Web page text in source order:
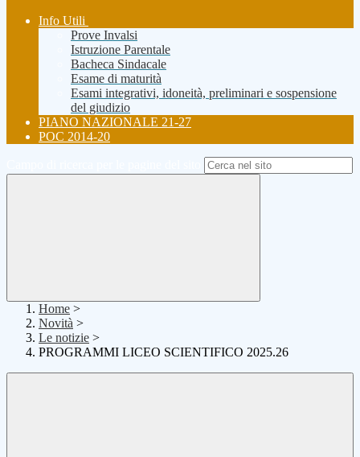
Info Utili
Prove Invalsi
Istruzione Parentale
Bacheca Sindacale
Esame di maturità
Esami integrativi, idoneità, preliminari e sospensione
del giudizio
PIANO NAZIONALE 21-27
POC 2014-20
Home >
Novità >
Le notizie >
PROGRAMMI LICEO SCIENTIFICO 2025.26